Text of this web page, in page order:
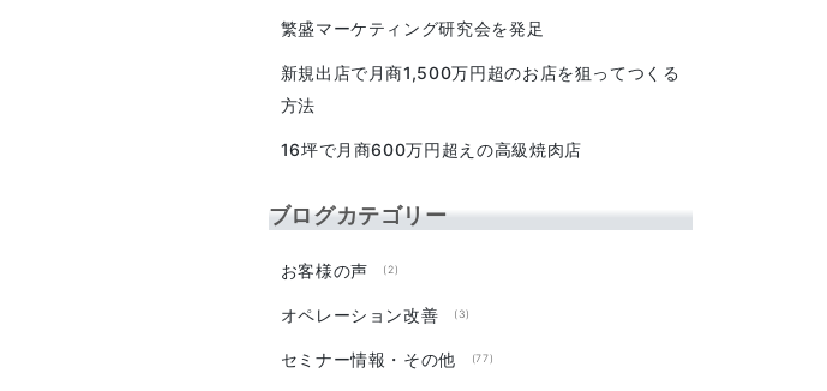
繁盛マーケティング研究会を発足
新規出店で月商1,500万円超のお店を狙ってつくる
方法
16坪で月商600万円超えの高級焼肉店
ブログカテゴリー
お客様の声 (2)
オペレーション改善 (3)
セミナー情報・その他 (77)